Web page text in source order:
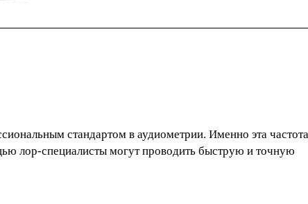
стандартом в аудиометрии. Именно эта
лор-специалисты могут проводить быструю и точную